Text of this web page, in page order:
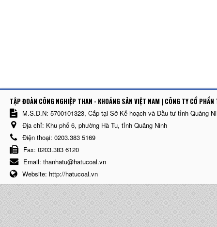
TẬP ĐOÀN CÔNG NGHIỆP THAN - KHOÁNG SẢN VIỆT NAM | CÔNG TY CỔ
M.S.D.N: 5700101323, Cấp tại Sở Kế hoạch và Đầu tư tỉnh Quảng
Địa chỉ: Khu phố 6, phường Hà Tu, tỉnh Quảng Ninh
Điện thoại: 0203.383 5169
Fax: 0203.383 6120
Email: thanhatu@hatucoal.vn
Website: http://hatucoal.vn